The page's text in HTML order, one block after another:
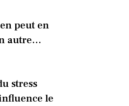
peut en
autre…
stress
le